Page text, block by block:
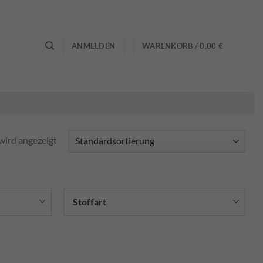
ANMELDEN WARENKORB /0,00 €
angezeigt
Stoffart